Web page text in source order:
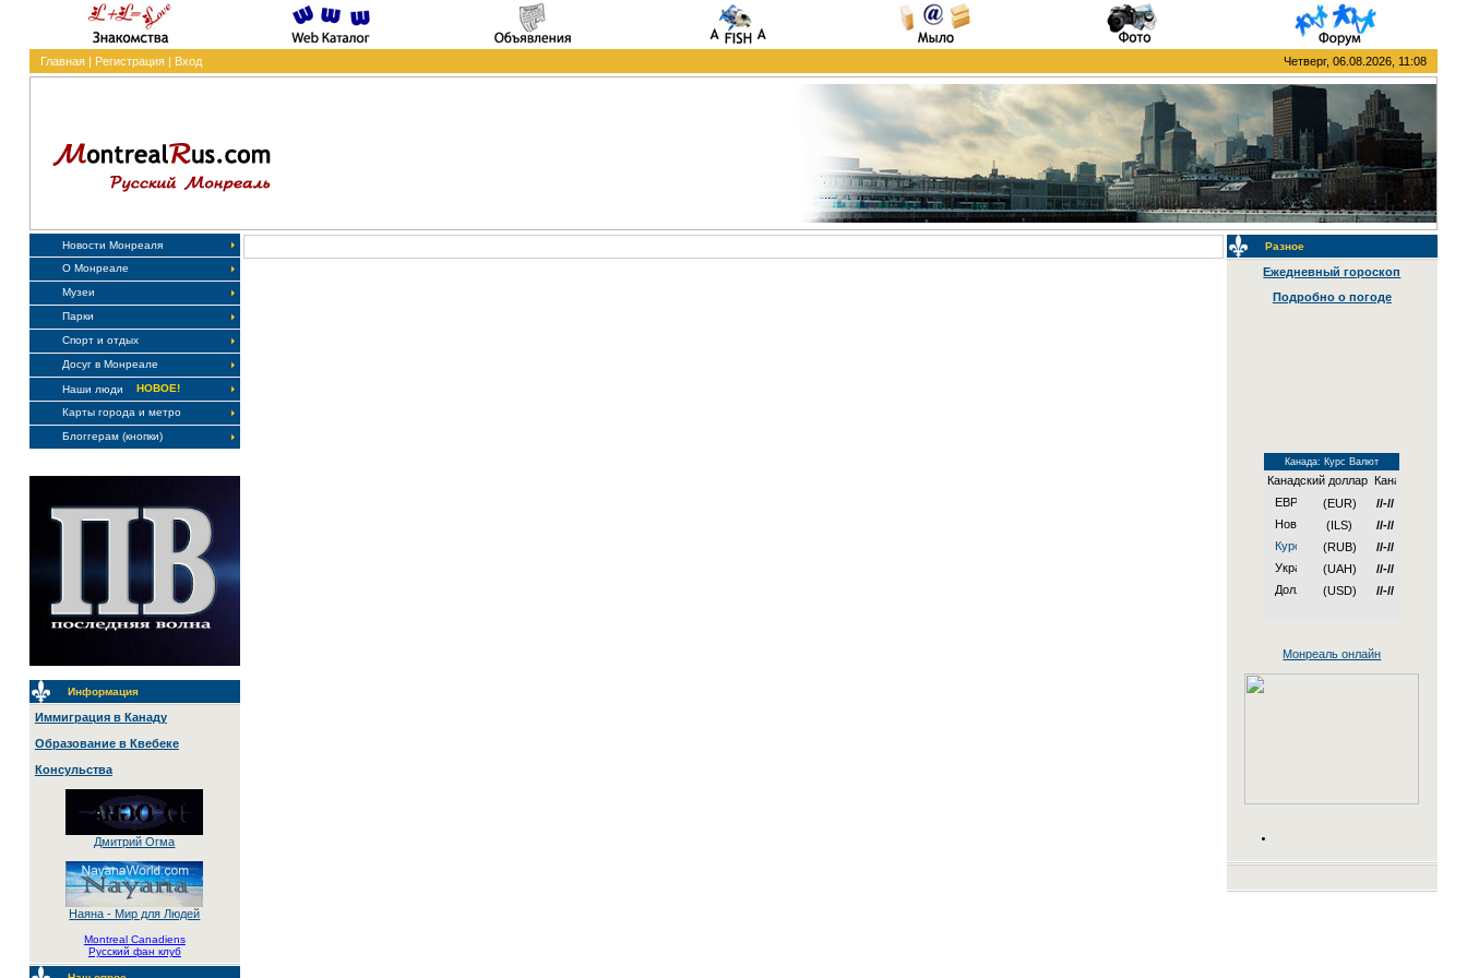
Главная| Регистрация| Вход Четверг, 06.08.2026, 11:08
Новости Монреаля
О Монреале
Музеи
Парки
Спорт и отдых
Досуг в Монреале
Наши люди
НОВОЕ!
Карты города и метро
Блоггерам (кнопки)
Информация
Иммиграция в Канаду
Образование в Квебеке
Консульства
Дмитрий Огма
Наяна - Мир для Людей
Montreal Canadiens
Русский фан клуб
Разное
Ежедневный гороскоп
Подробно о погоде
Канада: Курс Валют
Канадский доллар
(EUR)
//-//
(ILS)
//-//
(RUB)
//-//
(UAH)
//-//
(USD)
//-//
Монреаль онлайн